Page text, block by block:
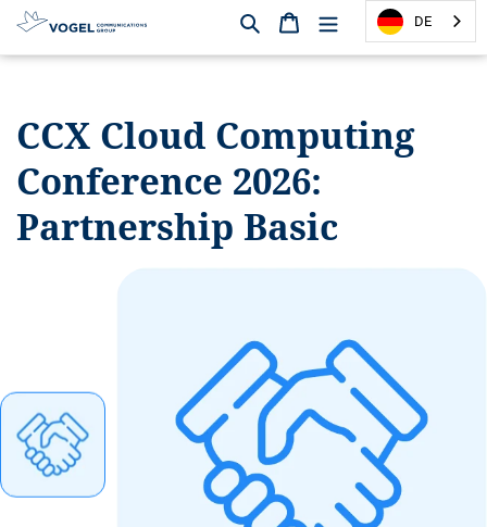
D
t
Suchen Warenkorb DE
CCX Cloud Computing
Conference 2026:
Partnership Basic